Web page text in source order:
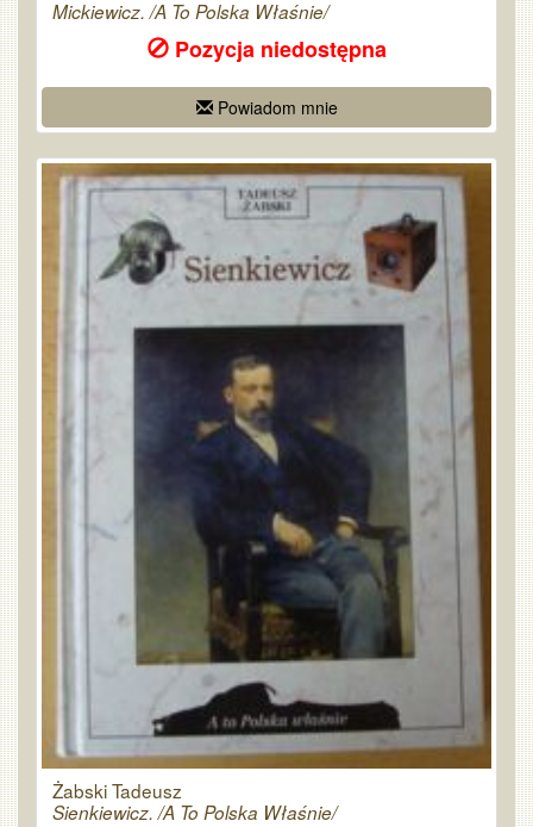
Mickiewicz. /A To Polska Właśnie/
Pozycja niedostępna
Powiadom mnie
Żabski Tadeusz
Sienkiewicz. /A To Polska Właśnie/